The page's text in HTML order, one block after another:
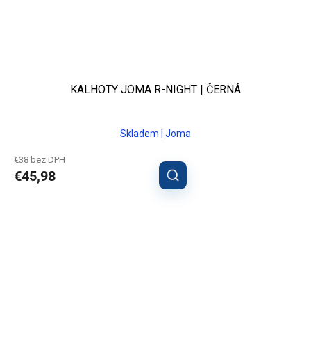
KALHOTY JOMA R-NIGHT | ČERNÁ
Skladem | Joma
€38 bez DPH
€45,98